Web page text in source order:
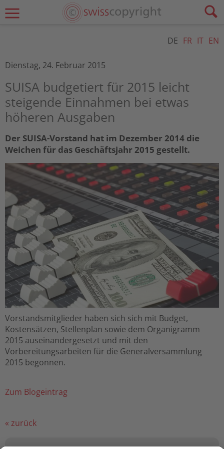
DE FR IT EN
Dienstag, 24. Februar 2015
SUISA budgetiert für 2015 leicht
steigende Einnahmen bei etwas
höheren Ausgaben
Der SUISA-Vorstand hat im Dezember 2014 die
Weichen für das Geschäftsjahr 2015 gestellt.
Vorstandsmitglieder haben sich sich mit Budget,
Kostensätzen, Stellenplan sowie dem Organigramm
2015 auseinandergesetzt und mit den
Vorbereitungsarbeiten für die Generalversammlung
2015 begonnen.
Zum Blogeintrag
« zurück